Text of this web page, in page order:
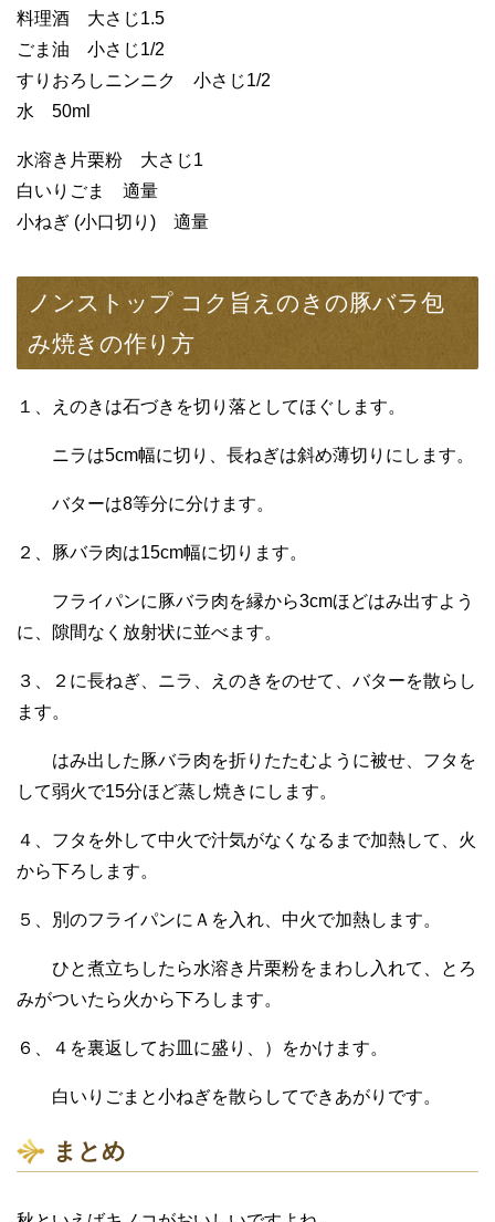
料理酒 大さじ1.5
ごま油 小さじ1/2
すりおろしニンニク 小さじ1/2
水 50ml
水溶き片栗粉 大さじ1
白いりごま 適量
小ねぎ (小口切り) 適量
ノンストップ コク旨えのきの豚バラ包
み焼きの作り方
１、えのきは石づきを切り落としてほぐします。
ニラは5cm幅に切り、長ねぎは斜め薄切りにします。
バターは8等分に分けます。
２、豚バラ肉は15cm幅に切ります。
フライパンに豚バラ肉を縁から3cmほどはみ出すよう
に、隙間なく放射状に並べます。
３、２に長ねぎ、ニラ、えのきをのせて、バターを散らし
ます。
はみ出した豚バラ肉を折りたたむように被せ、フタを
して弱火で15分ほど蒸し焼きにします。
４、フタを外して中火で汁気がなくなるまで加熱して、火
から下ろします。
５、別のフライパンにＡを入れ、中火で加熱します。
ひと煮立ちしたら水溶き片栗粉をまわし入れて、とろ
みがついたら火から下ろします。
６、４を裏返してお皿に盛り、）をかけます。
白いりごまと小ねぎを散らしてできあがりです。
まとめ